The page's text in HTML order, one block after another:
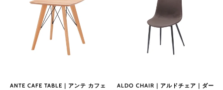
ANTE CAFE TABLE｜アンテ カフェ
ALDO CHAIR｜アルドチェア｜ダー